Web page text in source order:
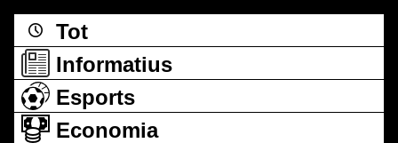
Tot
Informatius
Esports
Economia